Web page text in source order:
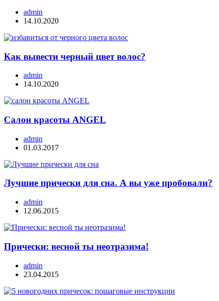
admin
14.10.2020
Как вывести черный цвет волос?
admin
14.10.2020
Салон красоты ANGEL
admin
01.03.2017
Лучшие прически для сна. А вы уже пробовали?
admin
12.06.2015
Прически: весной ты неотразима!
admin
23.04.2015